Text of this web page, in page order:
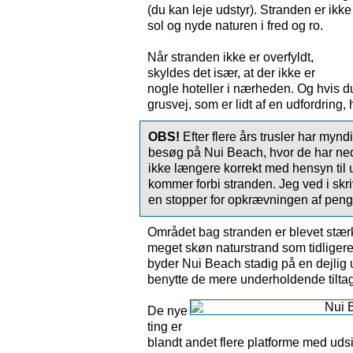
(du kan leje udstyr). Stranden er
sol og nyde naturen i fred og ro.
Når stranden ikke er overfyldt,
skyldes det især, at der ikke er
nogle hoteller i nærheden. Og hvis
grusvej, som er lidt af en
OBS! Efter flere års trusler har
besøg på Nui Beach, hvor de har
ikke længere korrekt med hensyn til
kommer forbi stranden. Jeg ved i
en stopper for opkrævningen af
Området bag stranden er blevet
meget skøn naturstrand som
byder Nui Beach stadig på en
benytte de mere underholdende
De nye
ting er
blandt andet flere platforme med